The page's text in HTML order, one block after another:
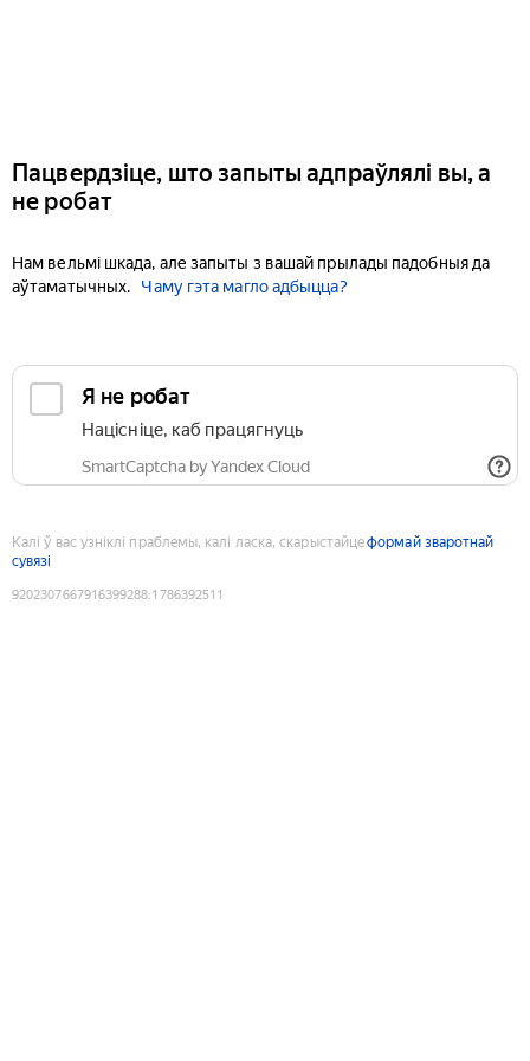
Пацвердзіце, што запыты адпраўлялі вы, а
не робат
Нам вельмі шкада, але запыты з вашай прылады падобныя да
аўтаматычных.
Чаму гэта магло адбыцца?
Я не робат
Націсніце, каб працягнуць
SmartCaptcha by Yandex Cloud
Калі ў вас узніклі праблемы, калі ласка, скарыстайцеформай зваротнай
сувязі
9202307667916399288:1786392511